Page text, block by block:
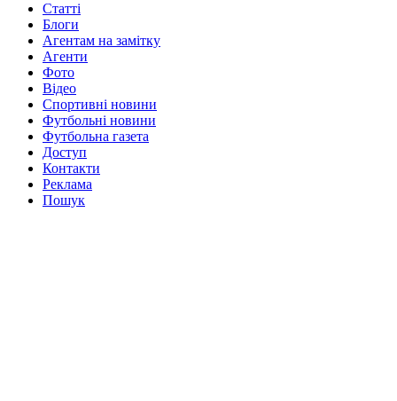
Статті
Блоги
Агентам на замітку
Агенти
Фото
Відео
Спортивні новини
Футбольні новини
Футбольна газета
Доступ
Контакти
Реклама
Пошук